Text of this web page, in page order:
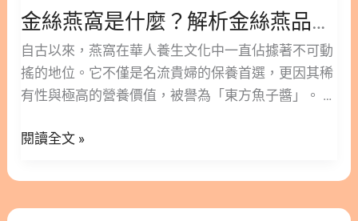
5.1. 保存期限差異 5.2. 冷藏細節要注意 6. 哪些族群
最適合吃即食燕窩/乾燕窩？ 7. 結論：讓高品質燕窩
成為您的日常儀式 8. 選擇專業與安心，立即開啟您
的燕窩養生之旅 9. 關於即食燕窩/乾燕窩的常見問題
FAQ Q1：即食燕窩/乾燕窩可以每天吃嗎？會不會有
便宜？ Q3：孕婦什麼時候開始吃即食燕窩/乾燕窩最
食燕窩是什麼？現代人的養生首選 即食燕窩是指將燉
金絲燕窩是什麼？解析金絲燕品種差異，從源頭確保燕窩的高品質
自古以來，燕窩在華人養生文化中一直佔據著不可動
搖的地位。它不僅是名流貴婦的保養首選，更因其稀
有性與極高的營養價值，被譽為「東方魚子醬」。 然
本文林安安營養師將帶您深入了解金絲燕窩是什麼，
能做出更安心、更專業的決策。 ○ 版本閱讀│如何分
辨天然燕窩？從金絲燕窩是什麼開始，掌握 4 招避開
從
源
頭
確
燕
的
閱讀全文 »